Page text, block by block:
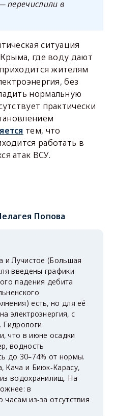
перечислили в
ситуация
где воду дают
жителям
без
нормальную
практически
тем, что
работать в
атак ВСУ.
Попова
и Лучистое (Большая
введены графики
падения дебита
есть, но для её
электроэнергия, с
что в июне осадки
водность
до 30–74% от нормы.
Кача и Биюк-Карасу,
водохранилищ. На
в
из-за отсутствия